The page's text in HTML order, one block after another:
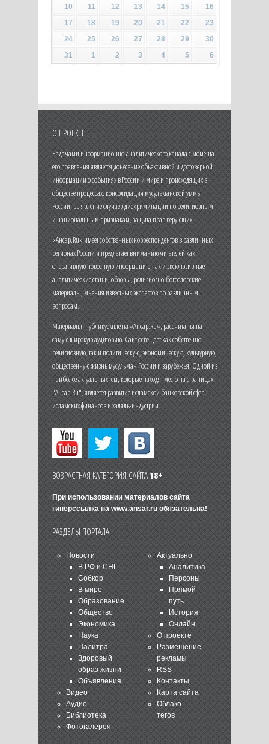
10
11 12 13 14 15
16
17
18 19 20 21 22
23
24
25 26 27 28 29
30
31
1 2 3 4 5 6
О ПРОЕКТЕ
Задачами информационно-аналитического канала с момента
его появления является донесение объективной и достоверной
информации о событиях в России и мире и происходящих в
обществе процессах, консолидация мусульманской уммы
России, выявление случаев дискриминации по религиозным
и национальным признакам, защита прав верующих.
«Ансар.Ru» имеет собственных корреспондентов в различных
регионах России и предлагает вниманию читателей как
оперативную новостную информацию, так и эксклюзивные
аналитические статьи, обзоры, религиозно-богословские
материалы, мнения известных экспертов по различным
вопросам.
Материалы, публикуемые на «Ансар.Ru», рассчитаны на
самую широкую аудиторию. Сайт освещает как собственно
религиозную, так и политическую, экономическую, культурную,
общественную жизнь мусульман России и зарубежья. Одной из
наиболее актуальных тем, которые находят место на страницах
"Ансар.Ru", является развитие исламской банковской сферы,
исламских финансов и халяль-индустрии.
ВОЗРАСТНАЯ КАТЕГОРИЯ САЙТА18+
При использовании материалов сайта
гиперссылка на www.ansar.ruобязательна!
РАЗДЕЛЫ ПОРТАЛА
Новости
В РФ и СНГ
Собкор
В мире
Образование
Общество
Экономика
Наука
Палитра
Здоровый
образ жизни
Объявления
Видео
Аудио
Библиотека
Фотогалерея
Актуально
Аналитика
Персоны
Прямой
путь
История
Онлайн
О проекте
Размещение
рекламы
RSS
Контакты
Карта сайта
Облако
тегов